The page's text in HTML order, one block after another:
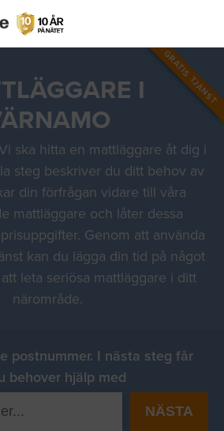
GRATIS TJÄNST
I
ska hitta en mattläggare åt dig i
steg beskriver du ditt behov av
din förfrågan vidare till våra
mattläggare och låter dessa
Genom att använda
kan du lägga din tid på något
leta seriösa mattläggare i ditt
närområde.
postnummer. I nästa steg får
behover hjälp med
NÄSTA